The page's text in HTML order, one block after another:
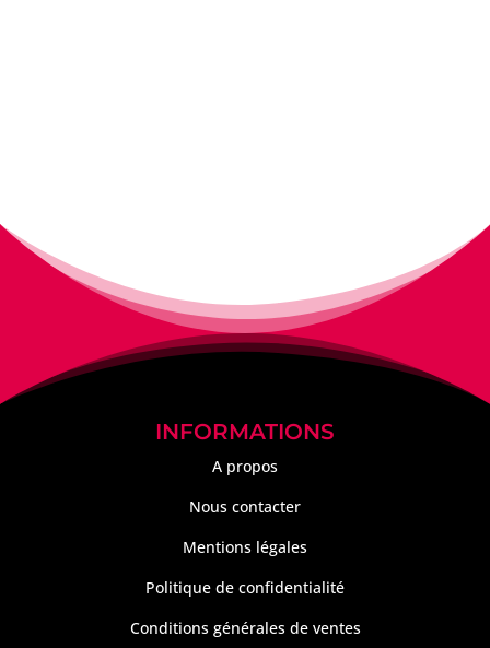
INFORMATIONS
A propos
Nous contacter
Mentions légales
Politique de confidentialité
Conditions générales de ventes